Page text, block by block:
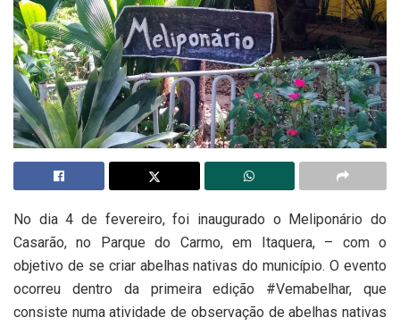
No dia 4 de fevereiro, foi inaugurado o Meliponário do
Casarão, no Parque do Carmo, em Itaquera, – com o
objetivo de se criar abelhas nativas do município. O evento
ocorreu dentro da primeira edição #Vemabelhar, que
consiste numa atividade de observação de abelhas nativas